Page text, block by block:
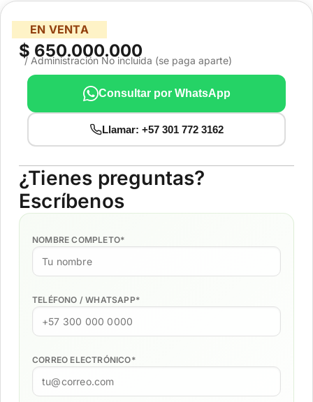
EN VENTA
$ 650.000.000
/ Administración No incluida (se paga aparte)
Consultar por WhatsApp
Llamar: +57 301 772 3162
¿Tienes preguntas?
Escríbenos
NOMBRE COMPLETO*
TELÉFONO / WHATSAPP*
CORREO ELECTRÓNICO*